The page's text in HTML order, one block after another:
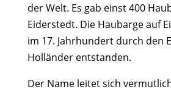
der Welt. Es gab einst 400
Eiderstedt. Die Haubarge auf
im 17. Jahrhundert durch den
Holländer entstanden.
Der Name leitet sich